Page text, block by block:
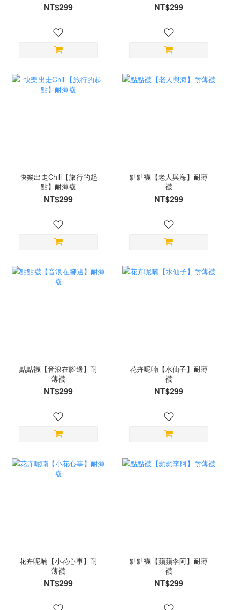
NT$299 NT$299
快樂出走Chill【旅行的起
點】耐薄襪
NT$299
點點襪【老人與海】耐薄
襪
NT$299
點點襪【音浪在腳邊】耐
薄襪
NT$299
花卉呢喃【水仙子】耐薄
襪
NT$299
花卉呢喃【小花心事】耐
薄襪
NT$299
點點襪【蘋蘋李阿】耐薄
襪
NT$299